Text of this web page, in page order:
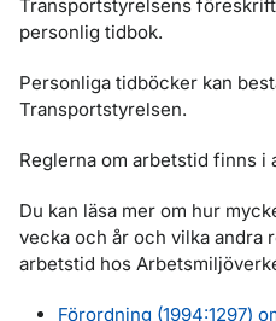
Transportstyrelsens
personlig tidbok.
Personliga tidböcker kan
Transportstyrelsen.
Reglerna om arbetstid finns i
Du kan läsa mer om hur
vecka och år och vilka andra
arbetstid hos
Förordning (1994:1297)